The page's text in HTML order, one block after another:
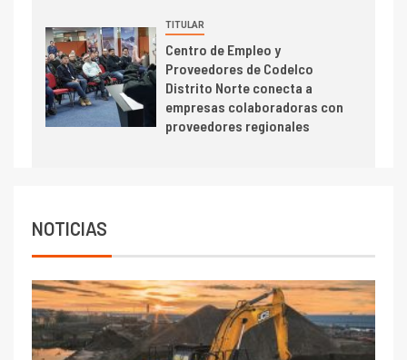
indicadores financieros
TITULAR
Centro de Empleo y
Proveedores de Codelco
Distrito Norte conecta a
empresas colaboradoras con
proveedores regionales
NOTICIAS